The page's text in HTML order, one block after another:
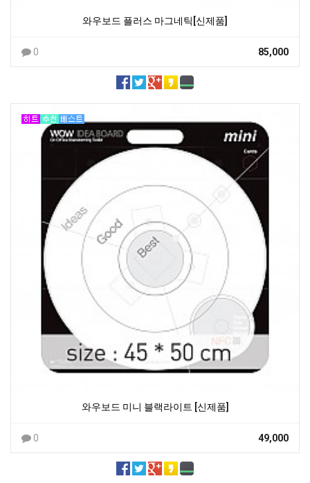
와우보드 플러스 마그네틱[신제품]
0 85,000
와우보드 미니 블랙라이트 [신제품]
0 49,000